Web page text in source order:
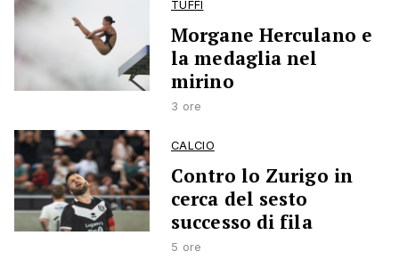
TUFFI
Morgane Herculano e
la medaglia nel
mirino
3 ore
CALCIO
Contro lo Zurigo in
cerca del sesto
successo di fila
5 ore